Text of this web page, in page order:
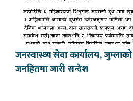
जनस्वास्थ्य सेवा कार्यालय,
जनहितमा जारी सन्देश